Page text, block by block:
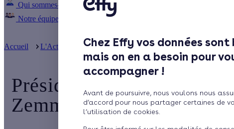
Chez Effy vos données
mais on en a besoin pour
accompagner !
Avant de poursuivre, nous voulons nous
d’accord pour nous partager certaines de
l’utilisation de cookies.
Qui sommes-nous ? Pourquoi Effy ?
Notre équipe
Rejoignez-nous
Sols
Accueil L'Actualité d'Effy Présidentielle 2022 : le programme
Présidentielle 2022 : le
Zemmour en matière de